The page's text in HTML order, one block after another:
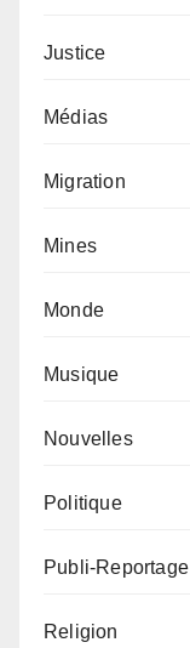
Justice
Médias
Migration
Mines
Monde
Musique
Nouvelles
Politique
Publi-Reportage
Religion